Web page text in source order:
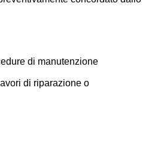
di manutenzione
di riparazione o